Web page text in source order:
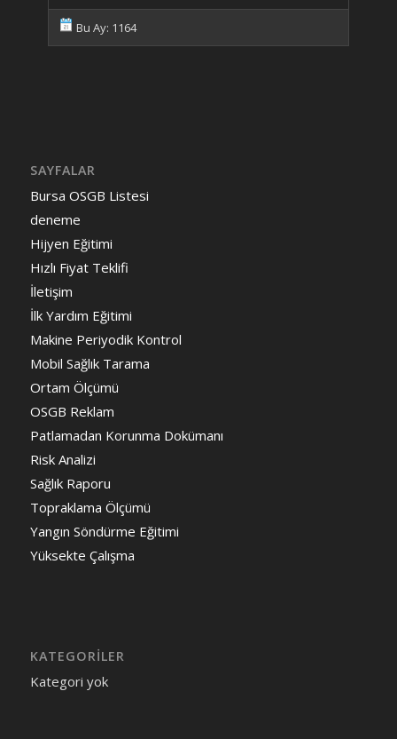
Bu Ay: 1164
SAYFALAR
Bursa OSGB Listesi
deneme
Hijyen Eğitimi
Hızlı Fiyat Teklifi
İletişim
İlk Yardım Eğitimi
Makine Periyodik Kontrol
Mobil Sağlık Tarama
Ortam Ölçümü
OSGB Reklam
Patlamadan Korunma Dokümanı
Risk Analizi
Sağlık Raporu
Topraklama Ölçümü
Yangın Söndürme Eğitimi
Yüksekte Çalışma
KATEGORILER
Kategori yok